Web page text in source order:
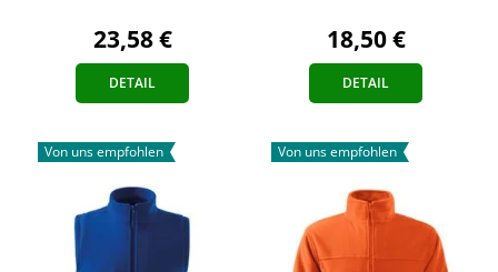
23,58 €
DETAIL
18,50 €
DETAIL
Von uns empfohlen Von uns empfohlen